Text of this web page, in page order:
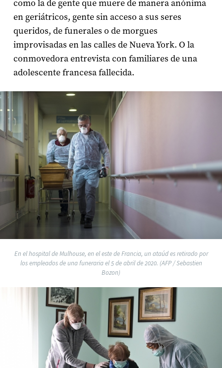
como la de gente que muere de manera anónima
en geriátricos, gente sin acceso a sus seres
queridos, de funerales o de morgues
improvisadas en las calles de Nueva York. O la
conmovedora entrevista con familiares de una
adolescente francesa fallecida.
En el hospital de Mulhouse, en el este de Francia, un ataúd es retirado por
los empleados de una funeraria el 5 de abril de 2020. (AFP / Sebastien
Bozon)